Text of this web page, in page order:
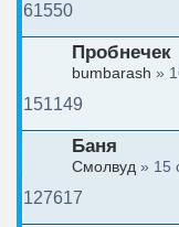
61550
Пробнечек
bumbarash »
151149
Баня
Смолвуд » 15
127617